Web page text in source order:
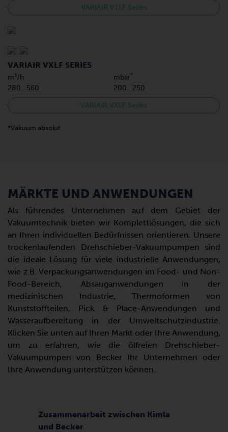
VARIAIR VTLF Series
VARIAIR VXLF SERIES
m³/h mbar*
280…560 200…250
VARIAIR VXLF Series
*Vakuum absolut
MÄRKTE UND ANWENDUNGEN
Als führendes Unternehmen auf dem Gebiet der
Vakuumtechnik bieten wir Komplettlösungen, die sich
an Ihren individuellen Bedürfnissen orientieren. Unsere
trockenlaufenden Drehschieber-Vakuumpumpen sind
die ideale Lösung für viele industrielle Anwendungen,
wie z.B. Verpackungsanwendungen im Food- und Non-
Food-Bereich, Absauganwendungen in der
medizinischen Industrie, Thermoformen von
Kunststoffteilen, Pick & Place-Anwendungen und
Wasseraufbereitung in der Umweltschutzindustrie.
Klicken Sie unten auf Ihren Markt oder Ihre Anwendung,
um zu erfahren, wie die ölfreien Drehschieber-
Vakuumpumpen von Becker Ihr Unternehmen oder
Ihre Anwendung unterstützen können.
Zusammenarbeit zwischen Kimla
und Becker